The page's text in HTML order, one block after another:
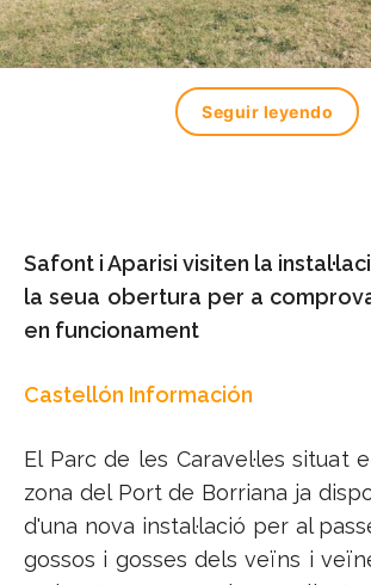
Seguir leyendo
Safont i Aparisi visiten la
la seua obertura per a
en funcionament
Castellón Información
El Parc de les Caravel·les situat
zona del Port de Borriana ja
d'una nova instal·lació per al
gossos i gosses dels veïns i